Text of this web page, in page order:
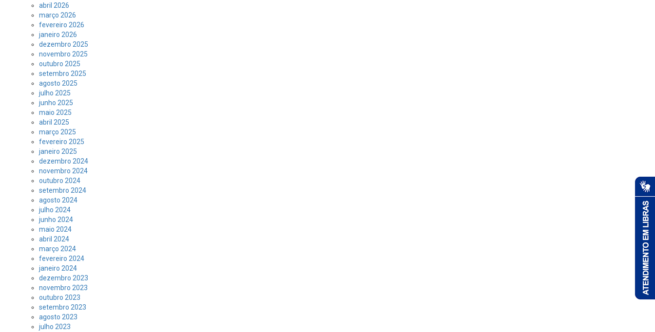
abril 2026
março 2026
fevereiro 2026
janeiro 2026
dezembro 2025
novembro 2025
outubro 2025
setembro 2025
agosto 2025
julho 2025
junho 2025
maio 2025
abril 2025
março 2025
fevereiro 2025
janeiro 2025
dezembro 2024
novembro 2024
outubro 2024
setembro 2024
agosto 2024
julho 2024
junho 2024
maio 2024
abril 2024
março 2024
fevereiro 2024
janeiro 2024
dezembro 2023
novembro 2023
outubro 2023
setembro 2023
agosto 2023
julho 2023